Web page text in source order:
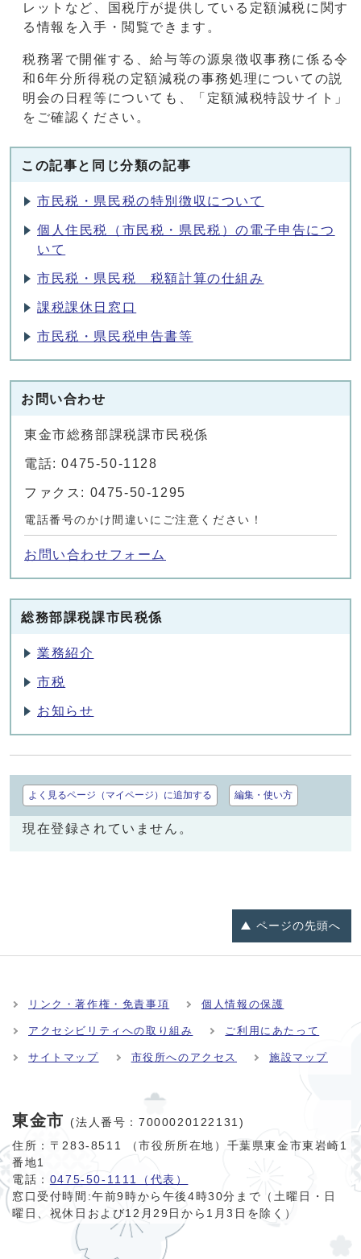
レットなど、国税庁が提供している定額減税に関す
る情報を入手・閲覧できます。
税務署で開催する、給与等の源泉徴収事務に係る令
和6年分所得税の定額減税の事務処理についての説
明会の日程等についても、「定額減税特設サイト」
をご確認ください。
この記事と同じ分類の記事
市民税・県民税の特別徴収について
個人住民税（市民税・県民税）の電子申告につ
いて
市民税・県民税 税額計算の仕組み
課税課休日窓口
市民税・県民税申告書等
お問い合わせ
東金市総務部課税課市民税係
電話: 0475-50-1128
ファクス: 0475-50-1295
電話番号のかけ間違いにご注意ください！
お問い合わせフォーム
総務部課税課市民税係
業務紹介
市税
お知らせ
よく見るページ（マイページ）に追加する 編集・使い方
現在登録されていません。
ページの先頭へ
リンク・著作権・免責事項 個人情報の保護
アクセシビリティへの取り組み ご利用にあたって
サイトマップ 市役所へのアクセス 施設マップ
東金市
(法人番号：7000020122131)
住所：〒283-8511 （市役所所在地）千葉県東金市東岩崎1
番地1
電話： 0475-50-1111（代表）
窓口受付時間:午前9時から午後4時30分まで（土曜日・日
曜日、祝休日および12月29日から1月3日を除く）